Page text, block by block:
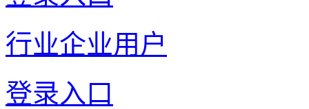
行业企业用户
登录入口